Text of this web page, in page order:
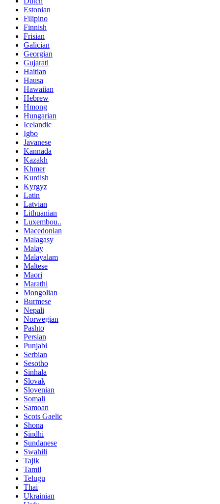
Estonian
Filipino
Finnish
Frisian
Galician
Georgian
Gujarati
Haitian
Hausa
Hawaiian
Hebrew
Hmong
Hungarian
Icelandic
Igbo
Javanese
Kannada
Kazakh
Khmer
Kurdish
Kyrgyz
Latin
Latvian
Lithuanian
Luxembou..
Macedonian
Malagasy
Malay
Malayalam
Maltese
Maori
Marathi
Mongolian
Burmese
Nepali
Norwegian
Pashto
Persian
Punjabi
Serbian
Sesotho
Sinhala
Slovak
Slovenian
Somali
Samoan
Scots Gaelic
Shona
Sindhi
Sundanese
Swahili
Tajik
Tamil
Telugu
Thai
Ukrainian